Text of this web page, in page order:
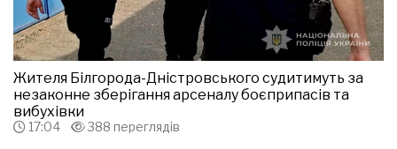
Жителя Білгорода-Дністровського судитимуть за
незаконне зберігання арсеналу боєприпасів та
вибухівки
17:04 388 переглядів